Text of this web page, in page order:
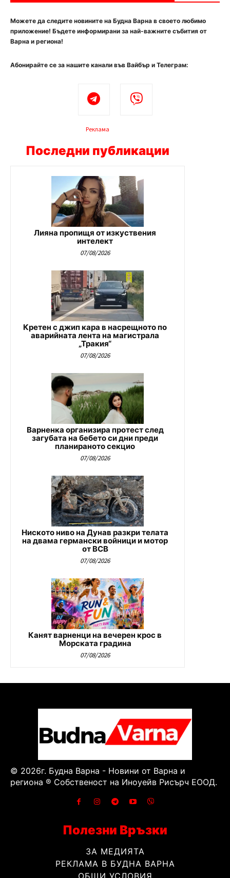
Можете да следите новините на Будна Варна в своето любимо
приложение! Бъдете информирани за най-важните събития от
Варна и региона!
Абонирайте се за нашите канали във Вайбър и Телеграм:
Реклама
Последни публикации
Лияна пропищя от изкуствения
интелект
07/08/2026
Кретен с джип кара в насрещното по
аварийната лента на магистрала
„Тракия“
07/08/2026
Варненка организира протест след
загубата на бебето си дни преди
планираното секцио
07/08/2026
Ниското ниво на Дунав разкри телата
на двама германски войници и мотор
от ВСВ
07/08/2026
Канят варненци на вечерен крос в
Морската градина
07/08/2026
© 2026г. Будна Варна - Новини от Варна и
региона ® Собственост на Иноуейв Рисърч ЕООД.
Полезни Връзки
ЗА МЕДИЯТА
РЕКЛАМА В БУДНА ВАРНА
ОБЩИ УСЛОВИЯ